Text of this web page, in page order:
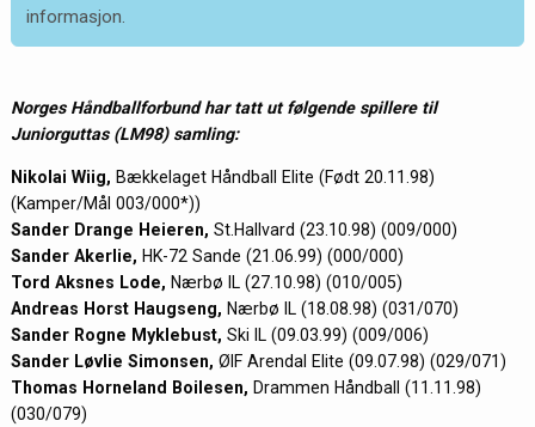
informasjon.
Norges Håndballforbund har tatt ut følgende spillere til
Juniorguttas (LM98) samling:
Nikolai Wiig, Bækkelaget Håndball Elite (Født 20.11.98)
(Kamper/Mål 003/000*))
Sander Drange Heieren, St.Hallvard (23.10.98) (009/000)
Sander Akerlie, HK-72 Sande (21.06.99) (000/000)
Tord Aksnes Lode, Nærbø IL (27.10.98) (010/005)
Andreas Horst Haugseng, Nærbø IL (18.08.98) (031/070)
Sander Rogne Myklebust, Ski IL (09.03.99) (009/006)
Sander Løvlie Simonsen, ØIF Arendal Elite (09.07.98) (029/071)
Thomas Horneland Boilesen, Drammen Håndball (11.11.98)
(030/079)